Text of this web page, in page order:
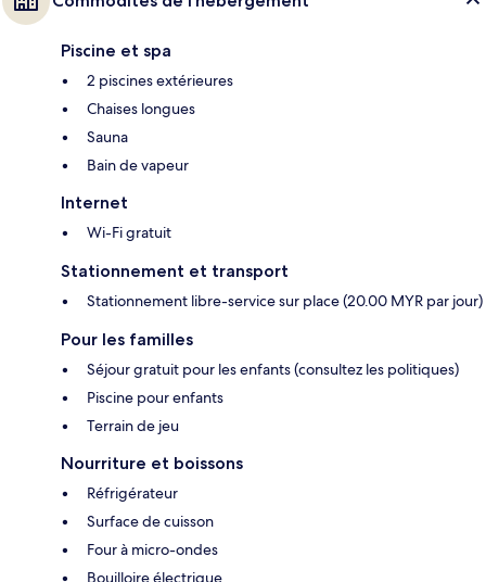
Piscine et spa
2 piscines extérieures
Chaises longues
Sauna
Bain de vapeur
Internet
Wi-Fi gratuit
Stationnement et transport
Stationnement libre-service sur place (20.00 MYR par jour)
Pour les familles
Séjour gratuit pour les enfants (consultez les politiques)
Piscine pour enfants
Terrain de jeu
Nourriture et boissons
Réfrigérateur
Surface de cuisson
Four à micro-ondes
Bouilloire électrique